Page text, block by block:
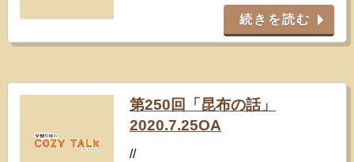
続きを読む
第250回「昆布の話」
2020.7.25OA
//